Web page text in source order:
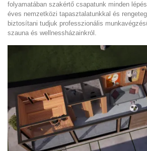
folyamatában szakértő csapatunk minden
éves nemzetközi tapasztalatunkkal és
biztosítani tudjuk professzionális
szauna és wellnessházainkról.